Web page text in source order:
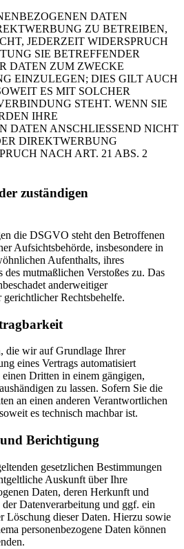
DATEN
ZU BETREIBEN,
JEDERZEIT WIDERSPRUCH
SIE BETREFFENDER
DATEN ZUM ZWECKE
EINZULEGEN; DIES GILT AUCH
ES MIT SOLCHER
STEHT. WENN SIE
IHRE
DATEN ANSCHLIESSEND NICHT
DIREKTWERBUNG
NACH ART. 21 ABS. 2
zuständigen
die DSGVO steht den Betroffenen
Aufsichtsbehörde, insbesondere in
Aufenthalts, ihres
des mutmaßlichen Verstoßes zu. Das
anderweitiger
Rechtsbehelfe.
die wir auf Grundlage Ihrer
eines Vertrags automatisiert
Dritten in einem gängigen,
zu lassen. Sofern Sie die
an einen anderen Verantwortlichen
es technisch machbar ist.
Berichtigung
gesetzlichen Bestimmungen
Auskunft über Ihre
Daten, deren Herkunft und
Datenverarbeitung und ggf. ein
Löschung dieser Daten. Hierzu sowie
personenbezogene Daten können